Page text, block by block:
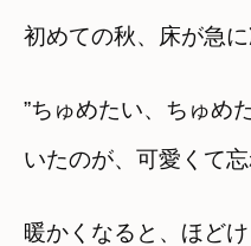
初めての秋、床が急に
”ちゅめたい、ちゅめ
いたのが、可愛くて忘
暖かくなると、ほど